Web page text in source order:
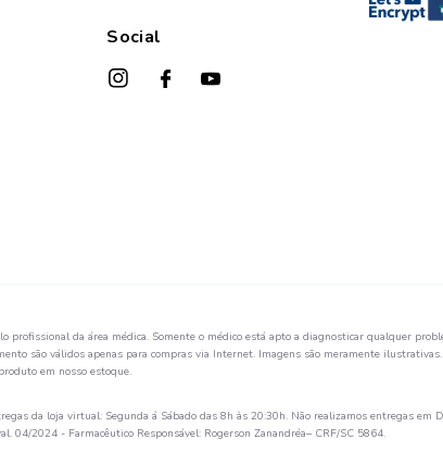
Social
da área médica. Somente o médico está apto a diagnosticar qualquer
são válidos apenas para compras via Internet. Imagens são meramente
em nosso estoque.
da loja virtual: Segunda á Sábado das 8h às 20:30h. Não realizamos entregas em
2024 - Farmacêutico Responsável: Rogerson Zanandréa– CRF/SC 5864.